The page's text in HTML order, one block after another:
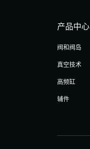
产品中心
阀和阀岛
真空技术
高频缸
辅件